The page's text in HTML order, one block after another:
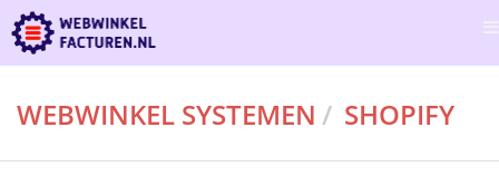
WEBWINKEL SYSTEMEN SHOPIFY